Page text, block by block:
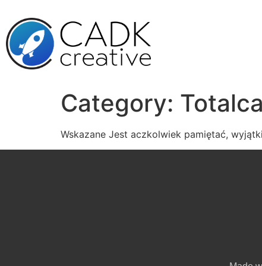
Category:
Wskazane Jest aczkolwiek pamiętać,